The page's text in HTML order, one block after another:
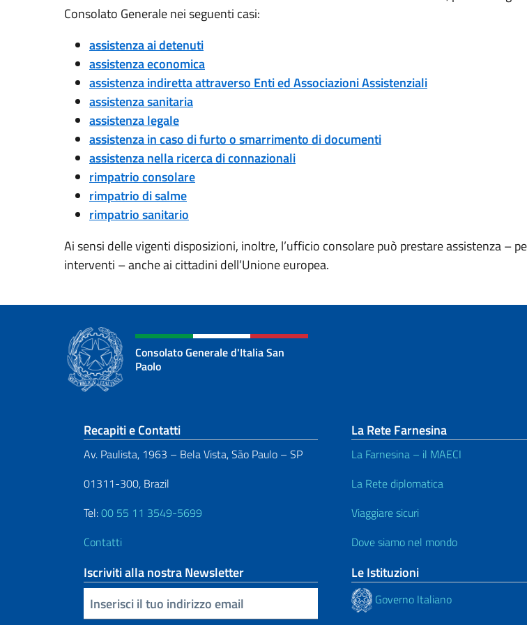
Consolato Generale nei seguenti casi:
assistenza ai detenuti
assistenza economica
assistenza indiretta attraverso Enti ed Associazioni Assistenziali
assistenza sanitaria
assistenza legale
assistenza in caso di furto o smarrimento di documenti
assistenza nella ricerca di connazionali
rimpatrio consolare
rimpatrio di salme
rimpatrio sanitario
Ai sensi delle vigenti disposizioni, inoltre, l’ufficio consolare può prestare assistenza –
interventi – anche ai cittadini dell’Unione europea.
Consolato Generale d'Italia San
Paolo
Sezione footer
Recapiti e Contatti
Av. Paulista, 1963 – Bela Vista, São Paulo – SP
01311-300, Brazil
Tel:00 55 11 3549-5699
Contatti
Iscriviti alla nostra Newsletter
Inserisci la tua email
La Rete Farnesina
La Farnesina – il MAECI
La Rete diplomatica
Viaggiare sicuri
Dove siamo nel mondo
Le Istituzioni
Governo Italiano